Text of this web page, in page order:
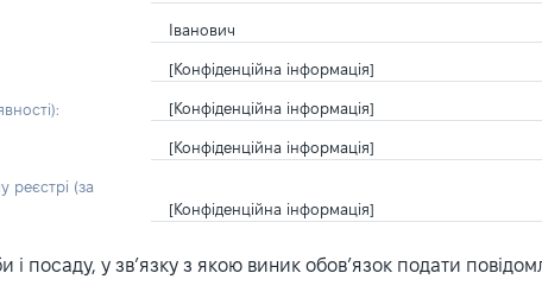
Іванович
[Конфіденційна інформація]
[Конфіденційна інформація]
[Конфіденційна інформація]
реєстрі (за
[Конфіденційна інформація]
посаду, у зв’язку з якою виник обов’язок подати